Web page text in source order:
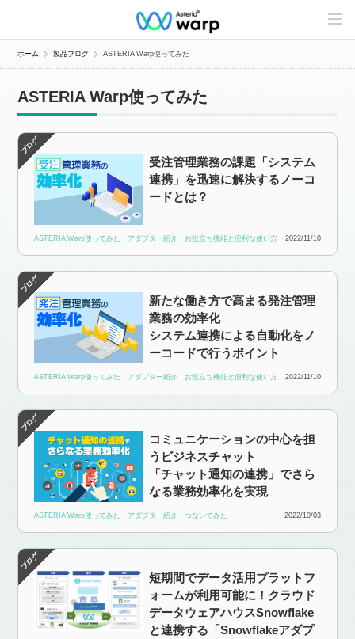
C
n
e
n
ホーム 製品ブログ ASTERIA Warp使ってみた
ASTERIA Warp使ってみた
受注管理業務の課題「システム
連携」を迅速に解決するノーコ
ードとは？
ASTERIA Warp使ってみた アダプター紹介 お役立ち機能と便利な使い方 2022/11/10
新たな働き方で高まる発注管理
業務の効率化
システム連携による自動化をノ
ーコードで行うポイント
ASTERIA Warp使ってみた アダプター紹介 お役立ち機能と便利な使い方 2022/11/10
コミュニケーションの中心を担
うビジネスチャット
「チャット通知の連携」でさら
なる業務効率化を実現
ASTERIA Warp使ってみた アダプター紹介 つないでみた 2022/10/03
短期間でデータ活用プラットフ
ォームが利用可能に！クラウド
データウェアハウスSnowflake
と連携する「Snowflakeアダプ